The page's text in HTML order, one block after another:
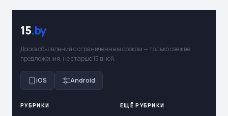
15.by
Доска объявлений с ограниченным сроком — только свежие
предложения, не старше 15 дней.
iOS Android
РУБРИКИ ЕЩЁ РУБРИКИ